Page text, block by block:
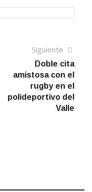
Siguiente
Doble cita
amistosa con el
rugby en el
polideportivo del
Valle
al Día